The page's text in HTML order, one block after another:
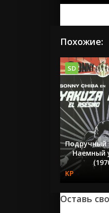
Похожие:
SD
Подручный
Наемный
Оставь